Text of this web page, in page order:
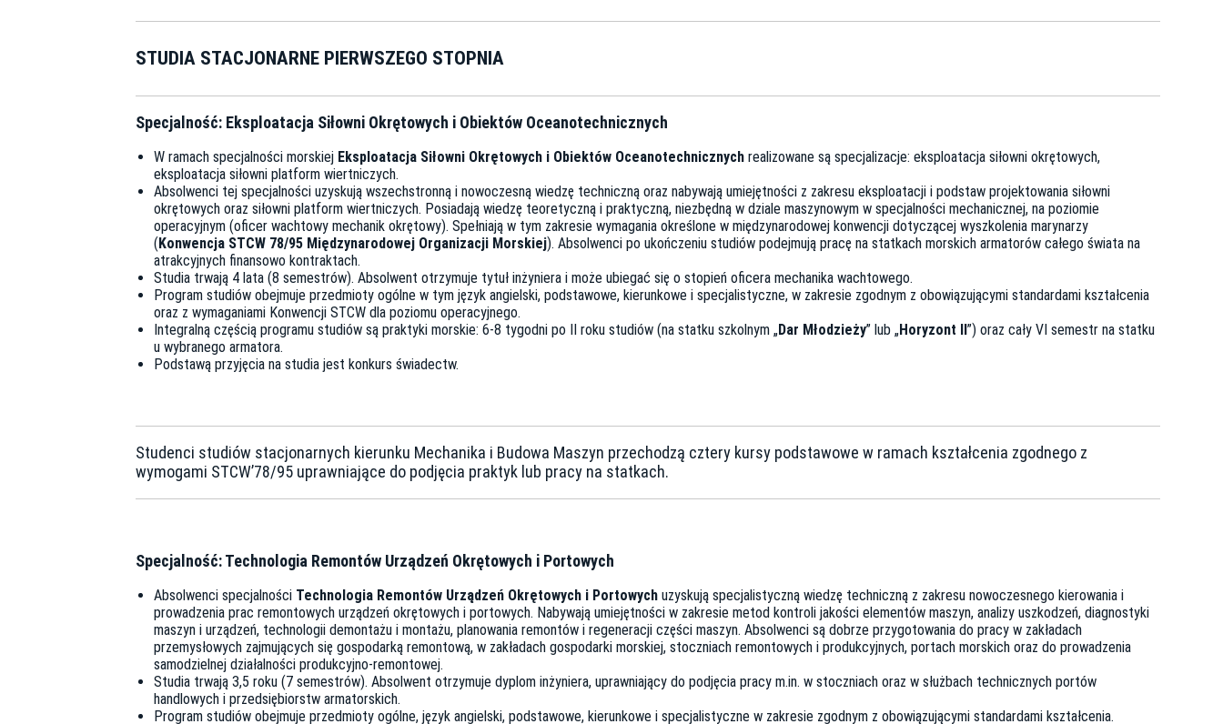
STUDIA STACJONARNE PIERWSZEGO STOPNIA
Specjalność: Eksploatacja Siłowni Okrętowych i Obiektów Oceanotechnicznych
W ramach specjalności morskiej Eksploatacja Siłowni Okrętowych i Obiektów Oceanotechnicznych realizowane są specjalizacje: eksploatacja siłowni okrętowych,
eksploatacja siłowni platform wiertniczych.
Absolwenci tej specjalności uzyskują wszechstronną i nowoczesną wiedzę techniczną oraz nabywają umiejętności z zakresu eksploatacji i podstaw projektowania siłowni
okrętowych oraz siłowni platform wiertniczych. Posiadają wiedzę teoretyczną i praktyczną, niezbędną w dziale maszynowym w specjalności mechanicznej, na poziomie
operacyjnym (oficer wachtowy mechanik okrętowy). Spełniają w tym zakresie wymagania określone w międzynarodowej konwencji dotyczącej wyszkolenia marynarzy
( Konwencja STCW 78/95 Międzynarodowej Organizacji Morskiej). Absolwenci po ukończeniu studiów podejmują pracę na statkach morskich armatorów całego świata na
atrakcyjnych finansowo kontraktach.
Studia trwają 4 lata (8 semestrów). Absolwent otrzymuje tytuł inżyniera i może ubiegać się o stopień oficera mechanika wachtowego.
Program studiów obejmuje przedmioty ogólne w tym język angielski, podstawowe, kierunkowe i specjalistyczne, w zakresie zgodnym z obowiązującymi standardami kształcenia
oraz z wymaganiami Konwencji STCW dla poziomu operacyjnego.
Integralną częścią programu studiów są praktyki morskie: 6-8 tygodni po II roku studiów (na statku szkolnym „Dar Młodzieży” lub „Horyzont II ”) oraz cały VI semestr na statku
u wybranego armatora.
Podstawą przyjęcia na studia jest konkurs świadectw.
Studenci studiów stacjonarnych kierunku Mechanika i Budowa Maszyn przechodzą cztery kursy podstawowe w ramach kształcenia zgodnego z
wymogami STCW’78/95 uprawniające do podjęcia praktyk lub pracy na statkach.
Specjalność: Technologia Remontów Urządzeń Okrętowych i Portowych
Absolwenci specjalności Technologia Remontów Urządzeń Okrętowych i Portowych uzyskują specjalistyczną wiedzę techniczną z zakresu nowoczesnego kierowania i
prowadzenia prac remontowych urządzeń okrętowych i portowych. Nabywają umiejętności w zakresie metod kontroli jakości elementów maszyn, analizy uszkodzeń, diagnostyki
maszyn i urządzeń, technologii demontażu i montażu, planowania remontów i regeneracji części maszyn. Absolwenci są dobrze przygotowania do pracy w zakładach
przemysłowych zajmujących się gospodarką remontową, w zakładach gospodarki morskiej, stoczniach remontowych i produkcyjnych, portach morskich oraz do prowadzenia
samodzielnej działalności produkcyjno-remontowej.
Studia trwają 3,5 roku (7 semestrów). Absolwent otrzymuje dyplom inżyniera, uprawniający do podjęcia pracy m.in. w stoczniach oraz w służbach technicznych portów
handlowych i przedsiębiorstw armatorskich.
Program studiów obejmuje przedmioty ogólne, język angielski, podstawowe, kierunkowe i specjalistyczne w zakresie zgodnym z obowiązującymi standardami kształcenia.